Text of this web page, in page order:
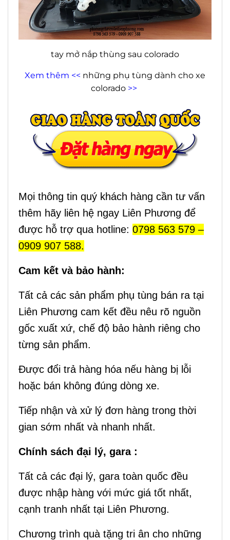
tay mở nắp thùng sau colorado
Xem thêm << những phụ tùng dành cho xe
colorado >>
Mọi thông tin quý khách hàng cần tư vấn
thêm hãy liên hệ ngay Liên Phương để
được hỗ trợ qua hotline: 0798 563 579 –
0909 907 588.
Cam kết và bảo hành:
Tất cả các sản phẩm phụ tùng bán ra tại
Liên Phương cam kết đều nêu rõ nguồn
gốc xuất xứ, chế độ bảo hành riêng cho
từng sản phẩm.
Được đổi trả hàng hóa nếu hàng bị lỗi
hoặc bán không đúng dòng xe.
Tiếp nhận và xử lý đơn hàng trong thời
gian sớm nhất và nhanh nhất.
Chính sách đại lý, gara :
Tất cả các đại lý, gara toàn quốc đều
được nhập hàng với mức giá tốt nhất,
cạnh tranh nhất tại Liên Phương.
Chương trình quà tặng tri ân cho những